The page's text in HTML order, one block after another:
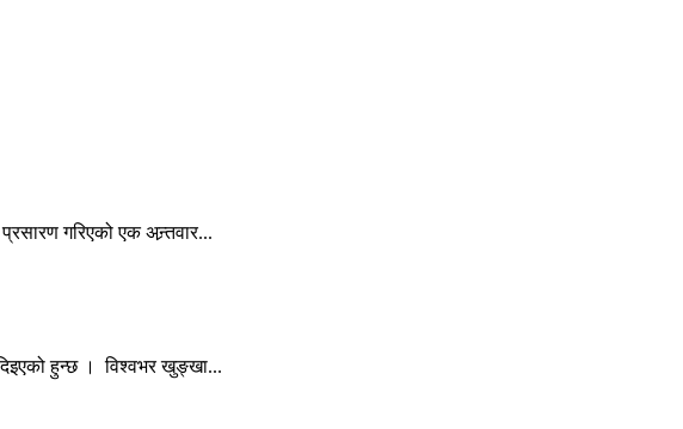
गरिएको एक अन्र्तवार...
हुन्छ । विश्वभर खुङ्खा...